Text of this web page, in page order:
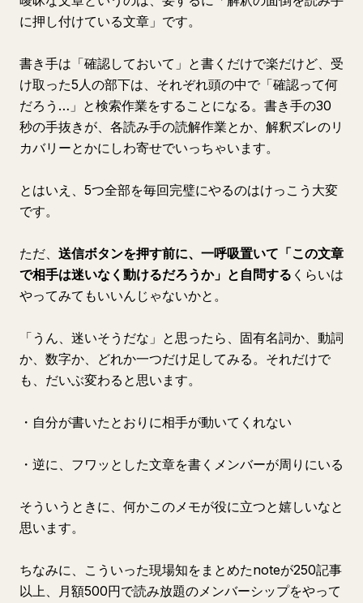
に押し付けている文章」です。
書き手は「確認しておいて」と書くだけで楽だけど、受
け取った5人の部下は、それぞれ頭の中で「確認って何
だろう…」と検索作業をすることになる。書き手の30
秒の手抜きが、各読み手の読解作業とか、解釈ズレのリ
カバリーとかにしわ寄せでいっちゃいます。
とはいえ、5つ全部を毎回完璧にやるのはけっこう大変
です。
ただ、 送信ボタンを押す前に、一呼吸置いて「この文章
で相手は迷いなく動けるだろうか」と自問する くらいは
やってみてもいいんじゃないかと。
「うん、迷いそうだな」と思ったら、固有名詞か、動詞
か、数字か、どれか一つだけ足してみる。それだけで
も、だいぶ変わると思います。
・自分が書いたとおりに相手が動いてくれない
・逆に、フワッとした文章を書くメンバーが周りにいる
そういうときに、何かこのメモが役に立つと嬉しいなと
思います。
ちなみに、こういった現場知をまとめたnoteが250記事
以上、月額500円で読み放題のメンバーシップをやって